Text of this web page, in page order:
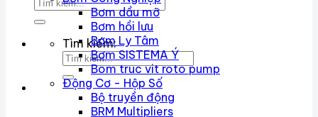
Tìm kiếm:
Bơm dầu mỡ
Bơm hồi lưu
Bơm Ly Tâm
Bơm SISTEMA Ý
Bom truc vit roto pump
Động Cơ - Hộp Số
Bộ truyền động
BRM Multipliers